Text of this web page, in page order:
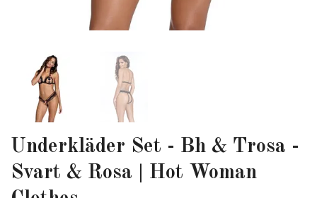
Underkläder Set - Bh & Trosa -
Svart & Rosa | Hot Woman